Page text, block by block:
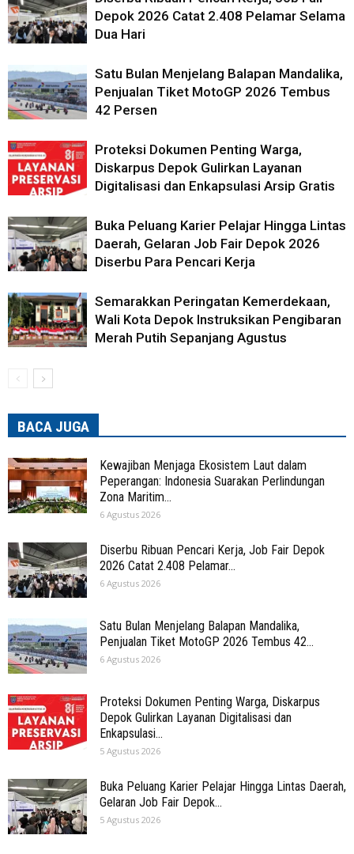
Depok 2026 Catat 2.408 Pelamar Selama
Dua Hari
Satu Bulan Menjelang Balapan Mandalika,
Penjualan Tiket MotoGP 2026 Tembus
42 Persen
Proteksi Dokumen Penting Warga,
Diskarpus Depok Gulirkan Layanan
Digitalisasi dan Enkapsulasi Arsip Gratis
Buka Peluang Karier Pelajar Hingga Lintas
Daerah, Gelaran Job Fair Depok 2026
Diserbu Para Pencari Kerja
Semarakkan Peringatan Kemerdekaan,
Wali Kota Depok Instruksikan Pengibaran
Merah Putih Sepanjang Agustus
BACA JUGA
Kewajiban Menjaga Ekosistem Laut dalam
Peperangan: Indonesia Suarakan Perlindungan
Zona Maritim...
6 Agustus 2026
Diserbu Ribuan Pencari Kerja, Job Fair Depok
2026 Catat 2.408 Pelamar...
6 Agustus 2026
Satu Bulan Menjelang Balapan Mandalika,
Penjualan Tiket MotoGP 2026 Tembus 42...
6 Agustus 2026
Proteksi Dokumen Penting Warga, Diskarpus
Depok Gulirkan Layanan Digitalisasi dan
Enkapsulasi...
5 Agustus 2026
Buka Peluang Karier Pelajar Hingga Lintas Daerah,
Gelaran Job Fair Depok...
5 Agustus 2026